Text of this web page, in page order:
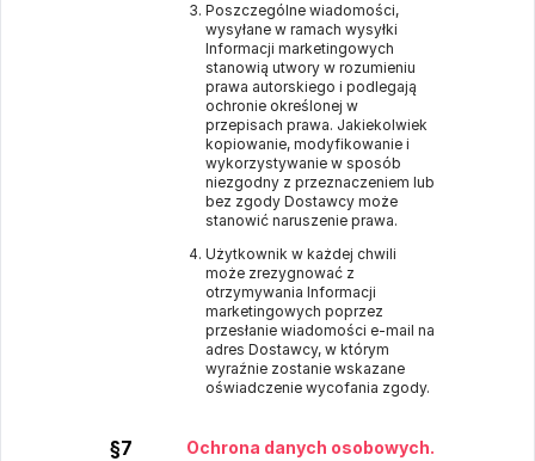
Poszczególne wiadomości,
wysyłane w ramach wysyłki
Informacji marketingowych
stanowią utwory w rozumieniu
prawa autorskiego i podlegają
ochronie określonej w
przepisach prawa. Jakiekolwiek
kopiowanie, modyfikowanie i
wykorzystywanie w sposób
niezgodny z przeznaczeniem lub
bez zgody Dostawcy może
stanowić naruszenie prawa.
Użytkownik w każdej chwili
może zrezygnować z
otrzymywania Informacji
marketingowych poprzez
przesłanie wiadomości e-mail na
adres Dostawcy, w którym
wyraźnie zostanie wskazane
oświadczenie wycofania zgody.
§7 Ochrona danych osobowych.